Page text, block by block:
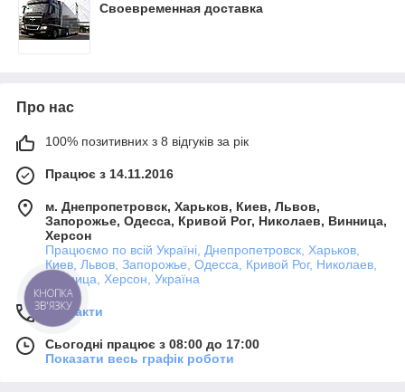
Своевременная доставка
Про нас
100% позитивних з 8 відгуків за рік
Працює з 14.11.2016
м. Днепропетровск, Харьков, Киев, Львов,
Запорожье, Одесса, Кривой Рог, Николаев, Винница,
Херсон
Працюємо по всій Україні, Днепропетровск, Харьков,
Киев, Львов, Запорожье, Одесса, Кривой Рог, Николаев,
Винница, Херсон, Україна
Контакти
Сьогодні працює з 08:00 до 17:00
Показати весь графік роботи
КНОПКА
ЗВ'ЯЗКУ